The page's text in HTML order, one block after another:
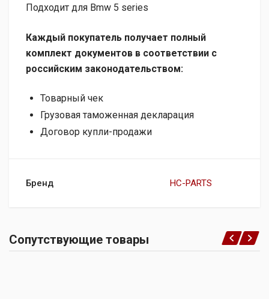
Подходит для Bmw 5 series
Каждый покупатель получает полный
комплект документов в соответствии с
российским законодательством:
Товарный чек
Грузовая таможенная декларация
Договор купли-продажи
Бренд HC-PARTS
Сопутствующие товары